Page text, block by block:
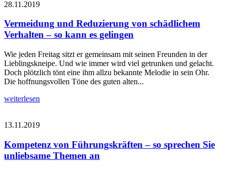
28.11.2019
Vermeidung und Reduzierung von schädlichem
Verhalten – so kann es gelingen
Wie jeden Freitag sitzt er gemeinsam mit seinen Freunden in der
Lieblingskneipe. Und wie immer wird viel getrunken und gelacht.
Doch plötzlich tönt eine ihm allzu bekannte Melodie in sein Ohr.
Die hoffnungsvollen Töne des guten alten...
weiterlesen
13.11.2019
Kompetenz von Führungskräften – so sprechen Sie
unliebsame Themen an